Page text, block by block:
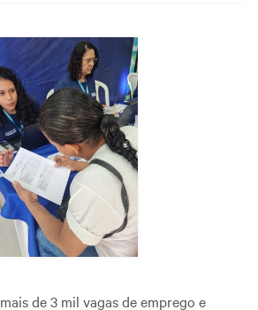
de 3 mil vagas de emprego e